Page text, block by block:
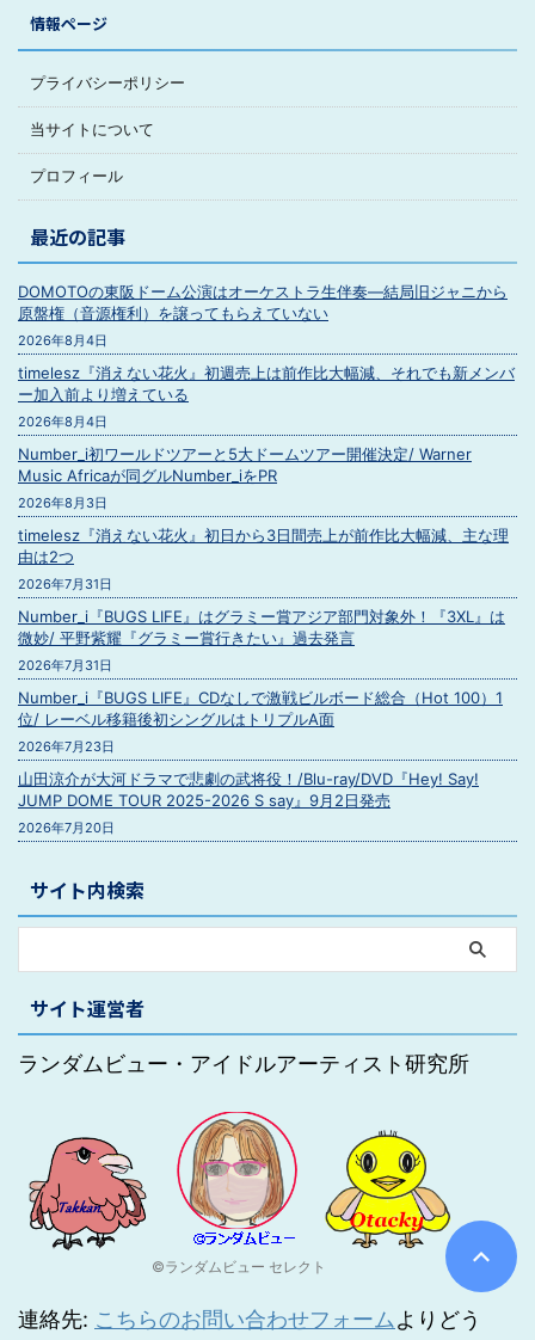
情報ページ
プライバシーポリシー
当サイトについて
プロフィール
最近の記事
DOMOTOの東阪ドーム公演はオーケストラ生伴奏―結局旧ジャニから
原盤権（音源権利）を譲ってもらえていない
2026年8月4日
timelesz『消えない花火』初週売上は前作比大幅減、それでも新メンバ
ー加入前より増えている
2026年8月4日
Number_i初ワールドツアーと5大ドームツアー開催決定/ Warner
Music Africaが同グルNumber_iをPR
2026年8月3日
timelesz『消えない花火』初日から3日間売上が前作比大幅減、主な理
由は2つ
2026年7月31日
Number_i『BUGS LIFE』はグラミー賞アジア部門対象外！『3XL』は
微妙/ 平野紫耀『グラミー賞行きたい』過去発言
2026年7月31日
Number_i『BUGS LIFE』CDなしで激戦ビルボード総合（Hot 100）1
位/ レーベル移籍後初シングルはトリプルA面
2026年7月23日
山田涼介が大河ドラマで悲劇の武将役！/Blu-ray/DVD『Hey! Say!
JUMP DOME TOUR 2025-2026 S say』9月2日発売
2026年7月20日
サイト内検索
サイト運営者
ランダムビュー・アイドルアーティスト研究所
©ランダムビュー セレクト
連絡先: こちらのお問い合わせフォームよりどう